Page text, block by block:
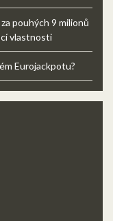
pouhých 9 milionů
vlastnosti
Eurojackpotu?